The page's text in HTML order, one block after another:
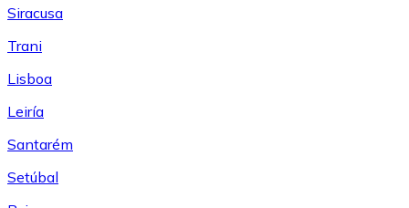
Siracusa
Trani
Lisboa
Leiría
Santarém
Setúbal